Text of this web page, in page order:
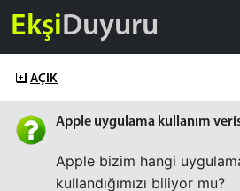
EkşiDuyuru
AÇIK
Apple uygulama kullanım
Apple bizim hangi
kullandığımızı biliyor mu?